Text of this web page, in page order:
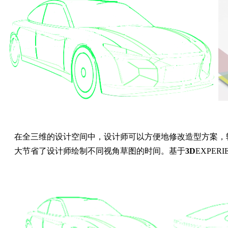
在全三维的设计空间中，设计师可以方便地修改造型方案
大节省了设计师绘制不同视角草图的时间。基于3D